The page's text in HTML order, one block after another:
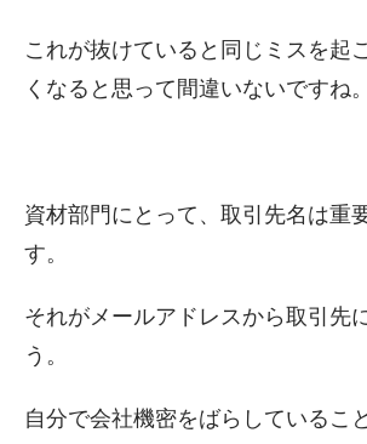
これが抜けていると同じミスを起
くなると思って間違いないですね。
資材部門にとって、取引先名は重
す。
それがメールアドレスから取引先
う。
自分で会社機密をばらしているこ